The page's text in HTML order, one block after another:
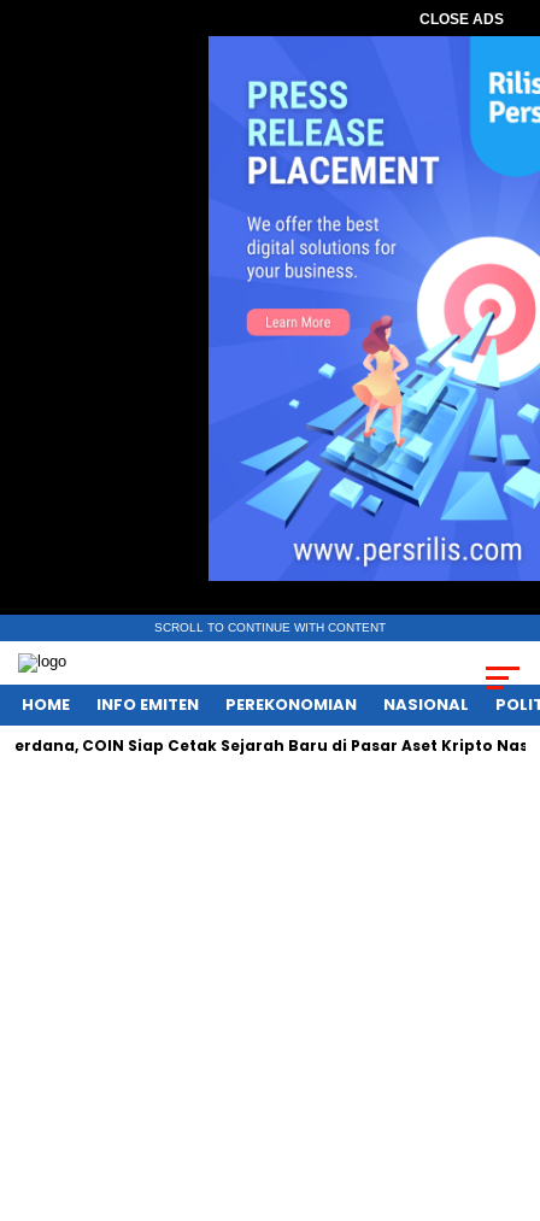
CLOSE ADS
SCROLL TO CONTINUE WITH CONTENT
HOME INFO EMITEN PEREKONOMIAN NASIONAL
COIN Siap Cetak Sejarah Baru di Pasar Aset Kripto Nasional